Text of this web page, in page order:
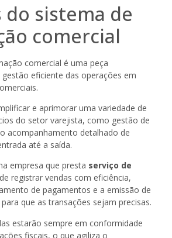
do sistema de
comercial
comercial é uma peça
eficiente das operações em
e aprimorar uma variedade de
do setor varejista, como gestão de
acompanhamento detalhado de
até a saída.
empresa que presta serviço de
registrar vendas com eficiência,
de pagamentos e a emissão de
que as transações sejam precisas.
estarão sempre em conformidade
fiscais, o que agiliza o